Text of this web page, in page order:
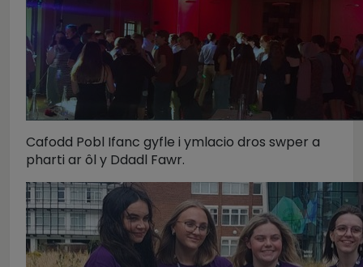
Cafodd Pobl Ifanc gyfle i ymlacio dros swper a
pharti ar ôl y Ddadl Fawr.